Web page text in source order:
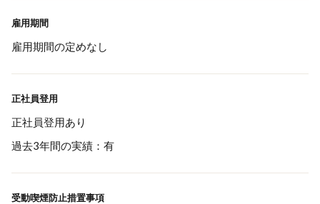
雇用期間
雇用期間の定めなし
正社員登用
正社員登用あり
過去3年間の実績：有
受動喫煙防止措置事項